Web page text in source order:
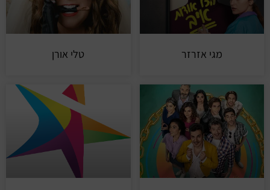
מגי אזרזר טלי אורן